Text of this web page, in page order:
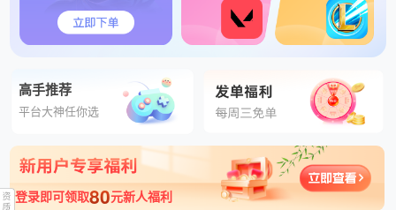
刚刚 纯纯小白兔发单 发布了王者荣耀110元的订单
刚刚 初代勿扰结算快 发布了王者荣耀149元的订单
高手推荐
平台大神任你选
登录即可领取80元新人福利